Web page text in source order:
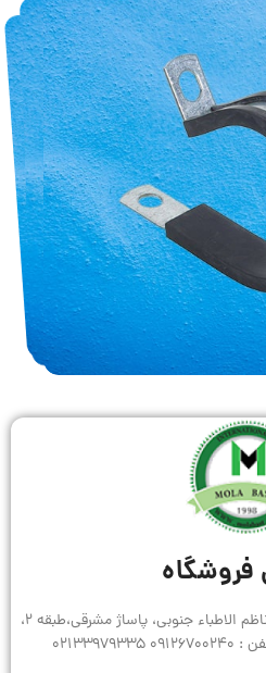
تـهـــــران،خیابان امیر کبیر،کوچه ناظم الاطباء جنوبی، پاساژ مشرقی،طبقه 2،